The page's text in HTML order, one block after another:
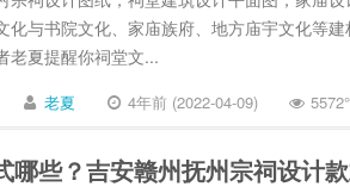
化与书院文化、家庙族府、地方庙宇文化等
老夏提醒你祠堂文...
老夏 4年前 (2022-04-09)
哪些？吉安赣州抚州宗祠设计